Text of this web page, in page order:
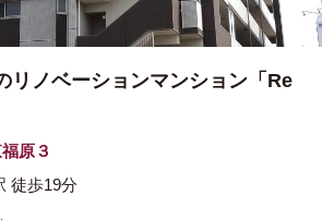
リノベーションマンション「Re
原３
徒歩19分